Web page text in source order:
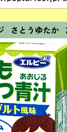
さとうゆたか